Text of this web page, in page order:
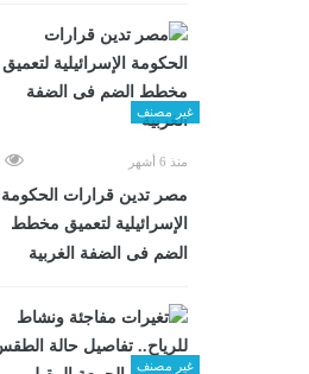
غير مصنف
منذ 6 أشهر
مصر تدين قرارات الحكومة
الإسرائيلية لتعميق مخطط
الضم فى الضفة الغربية
غير مصنف